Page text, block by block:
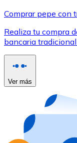
Tarjeta de
Utiliza tarjetas
Comprar con
Compra
Ir a la tienda
Comprar pepe con
Realiza tu compra
bancaria
Ver más